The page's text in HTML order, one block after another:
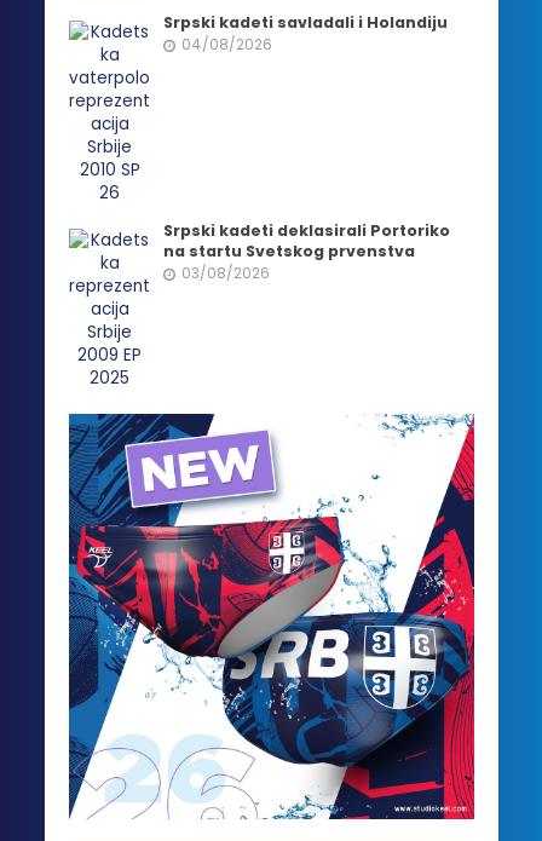
Srpski kadeti savladali i Holandiju
04/08/2026
Srpski kadeti deklasirali Portoriko
na startu Svetskog prvenstva
03/08/2026